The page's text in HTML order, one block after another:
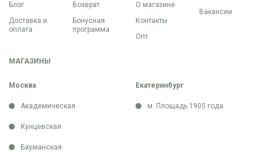
Блог
Доставка и
оплата
Возврат
Бонусная
программа
О магазине
Контакты
Опт
Вакансии
МАГАЗИНЫ
Москва
Академическая
Кунцевская
Бауманская
Екатеринбург
м. Площадь 1905 года